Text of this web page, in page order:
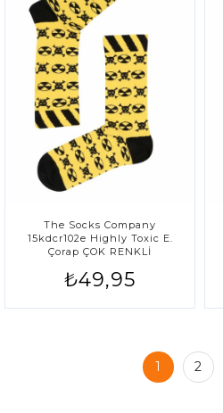
The Socks Company
15kdcr102e Highly Toxic E.
Çorap ÇOK RENKLİ
₺49,95
1 2